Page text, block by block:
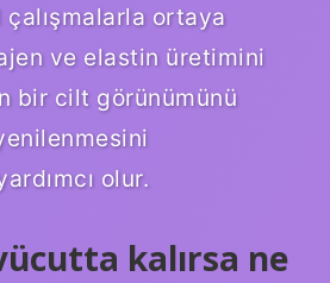
ortaya
ve elastin üretimini
bir cilt görünümünü
olur.
kalırsa ne